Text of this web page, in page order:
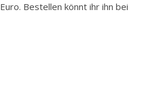
Bestellen könnt ihr ihn bei